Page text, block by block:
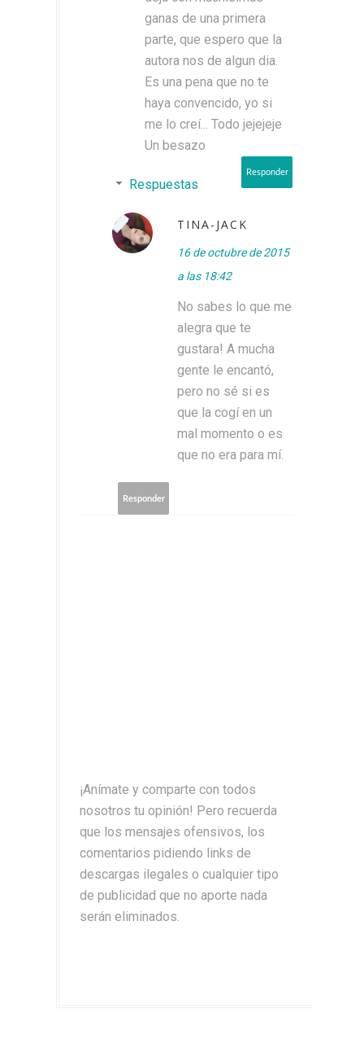
ganas de una primera
parte, que espero que la
autora nos de algun dia.
Es una pena que no te
haya convencido, yo si
me lo creí... Todo jejejeje
Un besazo
Responder
Respuestas
TINA-JACK
16 de octubre de 2015
a las 18:42
No sabes lo que me
alegra que te
gustara! A mucha
gente le encantó,
pero no sé si es
que la cogí en un
mal momento o es
que no era para mí.
Responder
¡Anímate y comparte con todos
nosotros tu opinión! Pero recuerda
que los mensajes ofensivos, los
comentarios pidiendo links de
descargas ilegales o cualquier tipo
de publicidad que no aporte nada
serán eliminados.